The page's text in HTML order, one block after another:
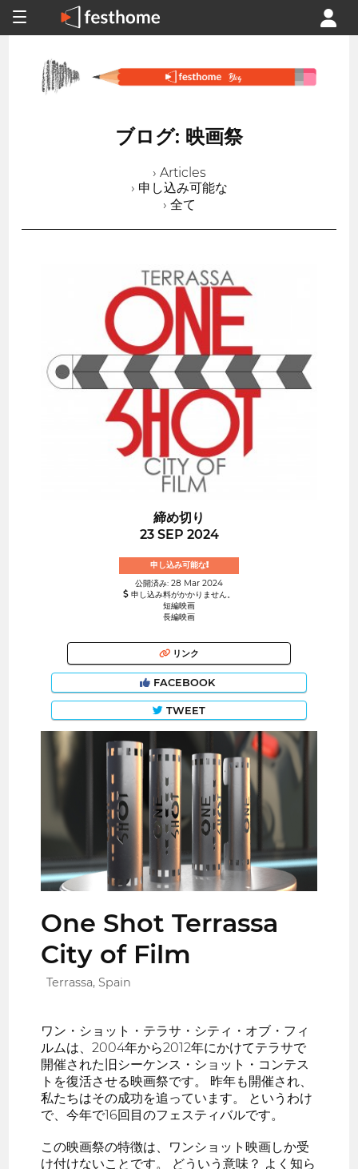
ブログ: 映画祭
› Articles
› 申し込み可能な
› 全て
締め切り
23 SEP 2024
申し込み可能な!
公開済み: 28 Mar 2024
申し込み料がかかりません。
短編映画
長編映画
リンク
FACEBOOK
TWEET
One Shot Terrassa
City of Film
Terrassa, Spain
ワン・ショット・テラサ・シティ・オブ・フィ
ルムは、2004年から2012年にかけてテラサで
開催された旧シーケンス・ショット・コンテス
トを復活させる映画祭です。 昨年も開催され、
私たちはその成功を追っています。 というわけ
で、今年で16回目のフェスティバルです。
この映画祭の特徴は、ワンショット映画しか受
け付けないことです。 どういう意味？ よく知ら